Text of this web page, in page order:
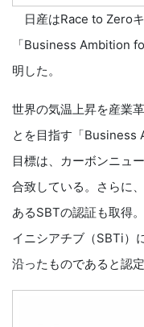
日産はRace to Zeroキ
「Business Ambition
明した。
世界の気温上昇を産業
とを目指す「Business
目標は、カーボンニュ
合致している。さらに
あるSBTの認証も取得
イニシアチブ（SBTi）
沿ったものであると認